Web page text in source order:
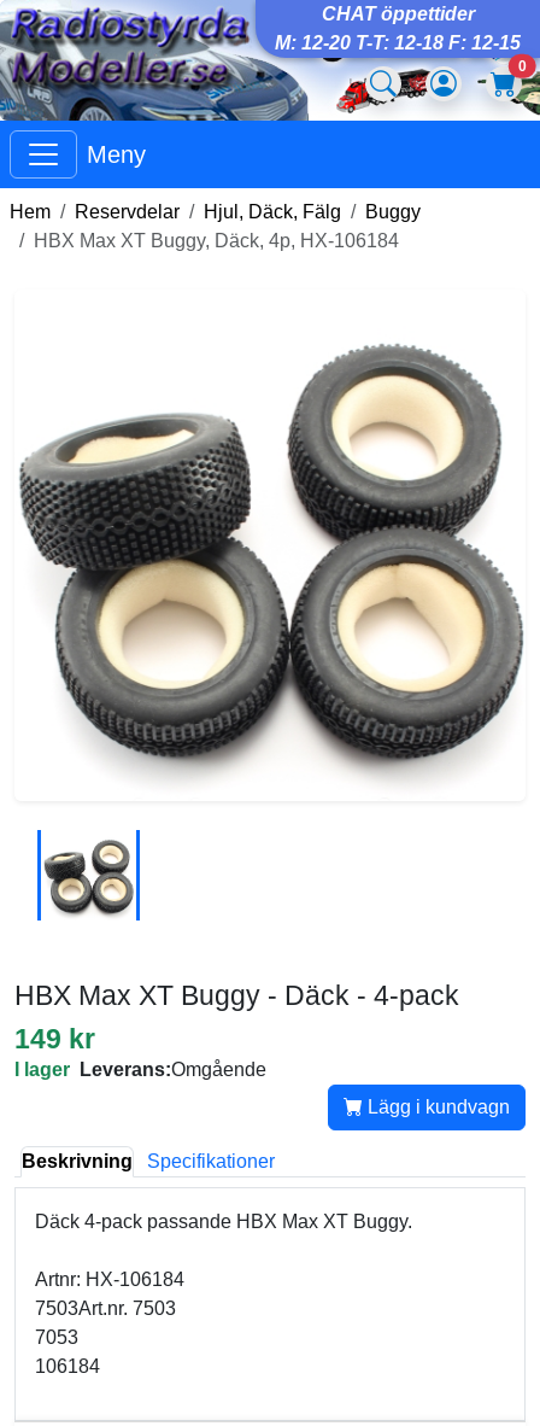
CHAT öppettider
M: 12-20 T-T: 12-18 F: 12-15
0
Meny
Hem Reservdelar Hjul, Däck, Fälg
Buggy
HBX Max XT Buggy, Däck, 4p, HX-106184
HBX Max XT Buggy - Däck - 4-pack
149 kr
I lager Leverans:Omgående
Lägg i kundvagn
Beskrivning Specifikationer
Däck 4-pack passande HBX Max XT Buggy.
Artnr: HX-106184
7503Art.nr. 7503
7053
106184